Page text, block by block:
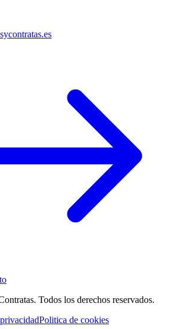
Todos los derechos reservados.
Politica de cookies